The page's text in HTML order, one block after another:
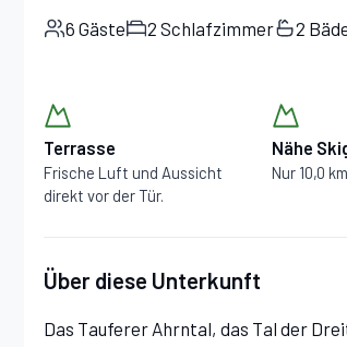
6 Gäste 2 Schlafzimmer 2
Terrasse
Frische Luft und Aussicht
direkt vor der Tür.
Nähe
Nur 10,0
Über diese Unterkunft
Das Tauferer Ahrntal, das Tal der